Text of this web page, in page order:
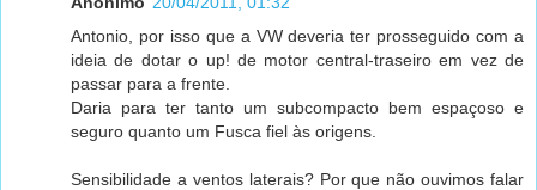
Antonio, por isso que a VW deveria ter prosseguido com a
ideia de dotar o up! de motor central-traseiro em vez de
passar para a frente.
Daria para ter tanto um subcompacto bem espaçoso e
seguro quanto um Fusca fiel às origens.
Sensibilidade a ventos laterais? Por que não ouvimos falar